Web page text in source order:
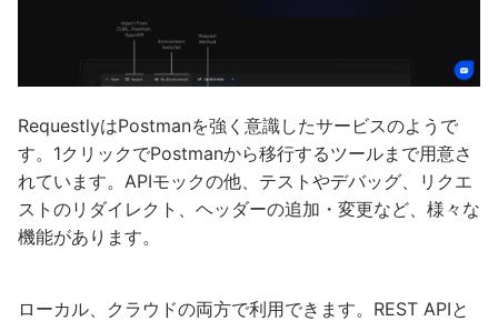
RequestlyはPostmanを強く意識したサービスのようで
す。1クリックでPostmanから移行するツールまで用意さ
れています。APIモックの他、テストやデバッグ、リクエ
ストのリダイレクト、ヘッダーの追加・変更など、様々な
機能があります。
ローカル、クラウドの両方で利用できます。REST APIと